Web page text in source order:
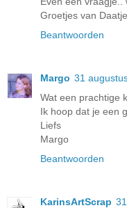
Groetjes van
Beantwoorden
Margo 31
Wat een prachtige
Ik hoop dat je een
Liefs
Margo
Beantwoorden
KarinsArtScrap